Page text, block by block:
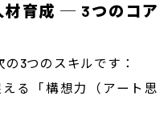
材育成 ─ 3つのコア
3つのスキルです：
る「構想力（アート思